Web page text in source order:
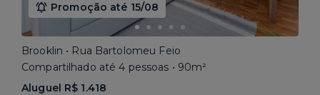
Promoção até 15/08
Brooklin • Rua Bartolomeu Feio
Compartilhado até 4 pessoas • 90m²
Aluguel R$ 1.418